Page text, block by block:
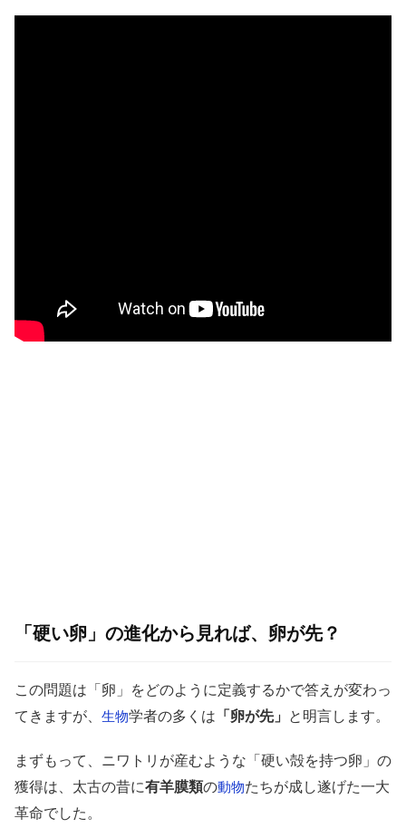
「硬い卵」の進化から見れば、卵が先？
この問題は「卵」をどのように定義するかで答えが変わっ
てきますが、 生物学者の多くは 「卵が先」 と明言します。
まずもって、ニワトリが産むような「硬い殻を持つ卵」の
獲得は、太古の昔に有羊膜類の動物たちが成し遂げた一大
革命でした。